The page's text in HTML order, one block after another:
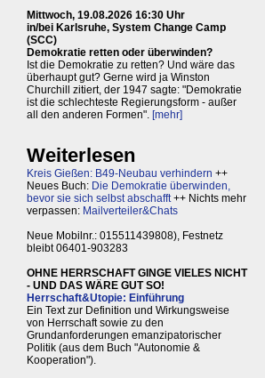
Mittwoch, 19.08.2026 16:30 Uhr
in/bei Karlsruhe, System Change Camp
(SCC)
Demokratie retten oder überwinden?
Ist die Demokratie zu retten? Und wäre das
überhaupt gut? Gerne wird ja Winston
Churchill zitiert, der 1947 sagte: "Demokratie
ist die schlechteste Regierungsform - außer
all den anderen Formen". [mehr]
Weiterlesen
Kreis Gießen: B49-Neubau verhindern ++
Neues Buch: Die Demokratie überwinden,
bevor sie sich selbst abschafft++ Nichts mehr
verpassen: Mailverteiler&Chats
Neue Mobilnr.: 015511439808), Festnetz
bleibt 06401-903283
OHNE HERRSCHAFT GINGE VIELES NICHT
- UND DAS WÄRE GUT SO!
Herrschaft&Utopie: Einführung
Ein Text zur Definition und Wirkungsweise
von Herrschaft sowie zu den
Grundanforderungen emanzipatorischer
Politik (aus dem Buch "Autonomie &
Kooperation").